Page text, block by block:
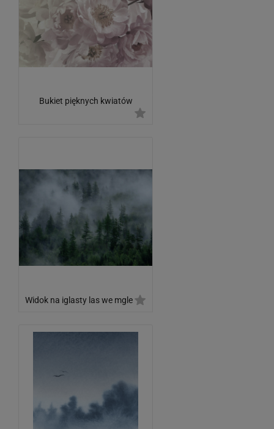
Bukiet pięknych kwiatów
Widok na iglasty las we mgle